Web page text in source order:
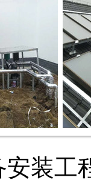
安装